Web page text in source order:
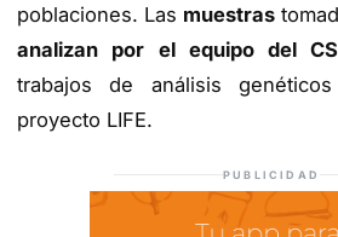
poblaciones. Las muestras
analizan por el equipo del
trabajos de análisis
proyecto LIFE.
PUBLICIDAD